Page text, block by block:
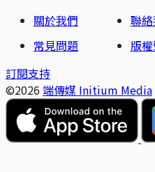
關於我們
聯
常見問題
版
訂閱支持
©2026 端傳媒 Initium Media